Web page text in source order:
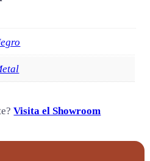
Visita el Showroom